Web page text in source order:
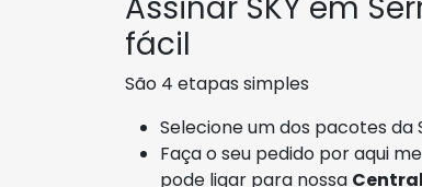
Assinar SKY em
fácil
São 4 etapas simples
Selecione um dos pacotes da
Faça o seu pedido por aqui
pode ligar para nossa